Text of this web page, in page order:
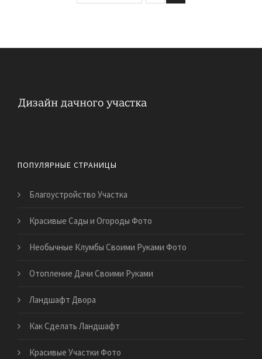
ПОПУЛЯРНЫЕ СТРАНИЦЫ
Благоустройство Участка
Красивые Сады и Огороды Фото
Необычные Клумбы Своими Руками Фото
Отопление Дачи Своими Руками
Ландшафт Двора
Как Сделать Ландшафт
Красивые Участки Фото